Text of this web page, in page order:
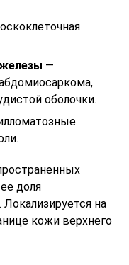
—
оболочки.
доля
на
кожи верхнего